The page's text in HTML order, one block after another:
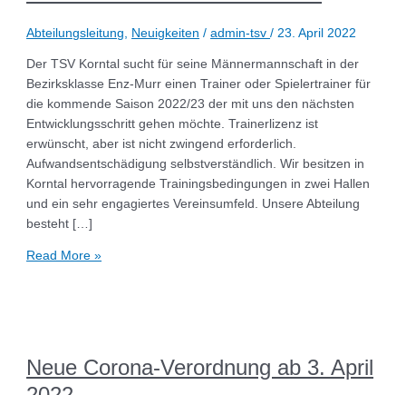
Abteilungsleitung Neuigkeiten /admin-tsv/ 23. April 2022
Der TSV Korntal sucht für seine Männermannschaft in der
Bezirksklasse Enz-Murr einen Trainer oder Spielertrainer für
die kommende Saison 2022/23 der mit uns den nächsten
Entwicklungsschritt gehen möchte. Trainerlizenz ist
erwünscht, aber ist nicht zwingend erforderlich.
Aufwandsentschädigung selbstverständlich. Wir besitzen in
Korntal hervorragende Trainingsbedingungen in zwei Hallen
und ein sehr engagiertes Vereinsumfeld. Unsere Abteilung
besteht […]
Read More »
Neue Corona-Verordnung ab 3. April